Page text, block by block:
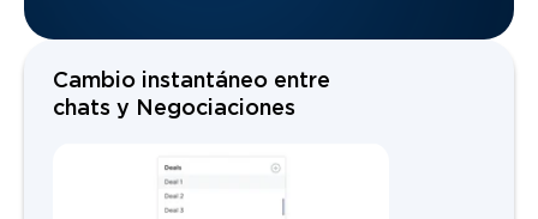
Cambio instantáneo entre
chats y Negociaciones